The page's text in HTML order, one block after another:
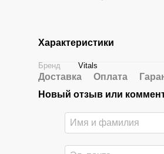
Характеристики
Бренд Vitals
Доставка Оплата
Новый отзыв или